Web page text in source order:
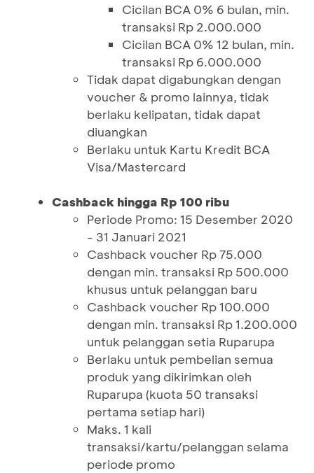
Cicilan BCA 0% 6 bulan, min.
transaksi Rp 2.000.000
Cicilan BCA 0% 12 bulan, min.
transaksi Rp 6.000.000
Tidak dapat digabungkan dengan
voucher & promo lainnya, tidak
berlaku kelipatan, tidak dapat
diuangkan
Berlaku untuk Kartu Kredit BCA
Visa/Mastercard
Cashback hingga Rp 100 ribu
Periode Promo: 15 Desember 2020
- 31 Januari 2021
Cashback voucher Rp 75.000
dengan min. transaksi Rp 500.000
khusus untuk pelanggan baru
Cashback voucher Rp 100.000
dengan min. transaksi Rp 1.200.000
untuk pelanggan setia Ruparupa
Berlaku untuk pembelian semua
produk yang dikirimkan oleh
Ruparupa (kuota 50 transaksi
pertama setiap hari)
Maks. 1 kali
transaksi/kartu/pelanggan selama
periode promo